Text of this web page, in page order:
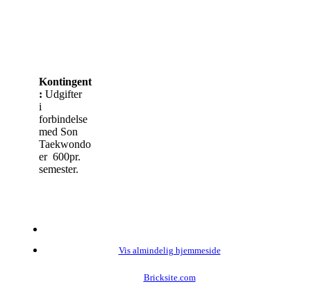
Kontingent
: Udgifter
i
forbindelse
med Son
Taekwondo
er 600pr.
semester.
Vis almindelig hjemmeside
Bricksite.com